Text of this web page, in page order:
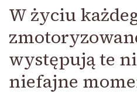
W życiu
występują te
niefajne